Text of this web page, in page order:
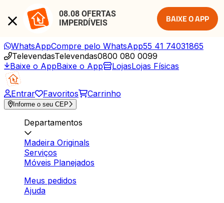
08.08 OFERTAS
IMPERDÍVEIS
BAIXE O APP
WhatsAppCompre pelo WhatsApp55 41 74031865
TelevendasTelevendas0800 080 0099
Baixe o AppBaixe o App LojasLojas Físicas
Entrar Favoritos Carrinho
Informe o seu CEP
Departamentos
Madeira Originals
Serviços
Móveis Planejados
Meus pedidos
Ajuda